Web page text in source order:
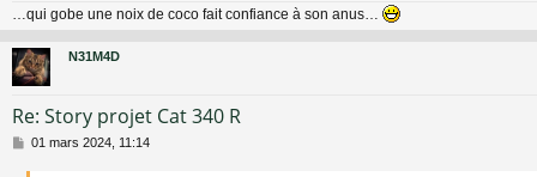
…qui gobe une noix de coco fait confiance à son anus…
N31M4D
Re: Story projet Cat 340 R
M
01 mars 2024, 11:14